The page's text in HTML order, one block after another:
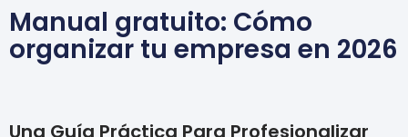
Manual gratuito: Cómo
organizar tu empresa en 2026
Una Guía Práctica Para Profesionalizar